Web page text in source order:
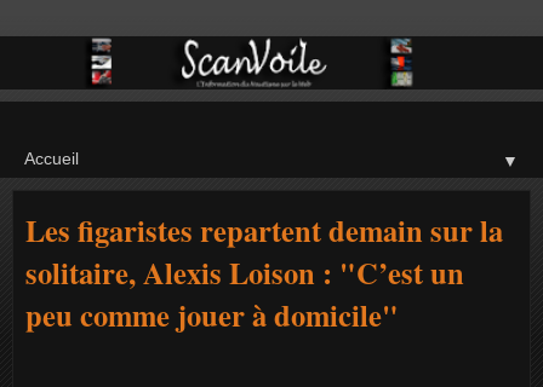
▼
Les figaristes repartent demain sur la
solitaire, Alexis Loison : "C’est un
peu comme jouer à domicile"